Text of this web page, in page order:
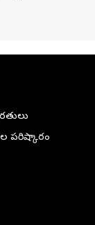
పరిష్కారం